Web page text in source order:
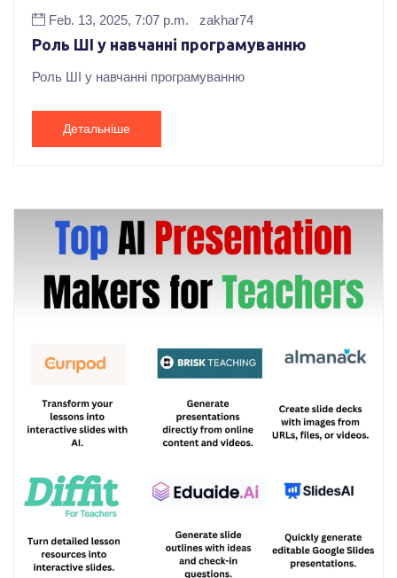
Feb. 13, 2025, 7:07 p.m. zakhar74
Роль ШІ у навчанні програмуванню
Роль ШІ у навчанні програмуванню
Детальніше